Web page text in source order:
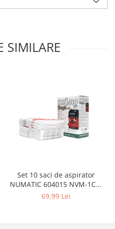
SIMILARE
Set 10 saci de aspirator
NUMATIC 604015 NVM-1CH,
9L
69,99 Lei